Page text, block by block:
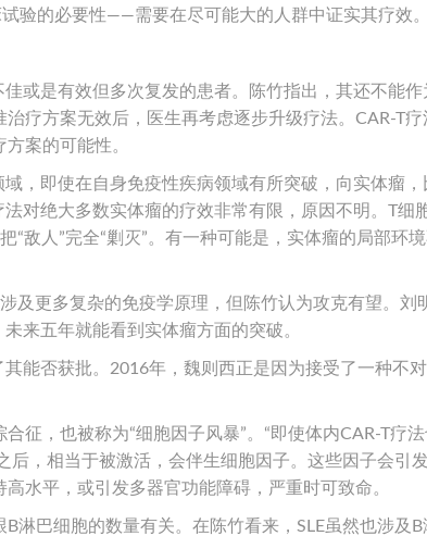
验的必要性——需要在尽可能大的人群中证实其疗效。
或是有效但多次复发的患者。陈竹指出，其还不能
疗方案无效后，医生再考虑逐步升级疗法。CAR-T
案的可能性。
，即使在自身免疫性疾病领域有所突破，向实体瘤
对绝大多数实体瘤的疗效非常有限，原因不明。T细
敌人”完全“剿灭”。有一种可能是，实体瘤的局部环
及更多复杂的免疫学原理，但陈竹认为攻克有望。刘
来五年就能看到实体瘤方面的突破。
能否获批。2016年，魏则西正是因为接受了一种不
征，也被称为“细胞因子风暴”。“即使体内CAR-T疗
后，相当于被激活，会伴生细胞因子。这些因子会引
水平，或引发多器官功能障碍，严重时可致命。
淋巴细胞的数量有关。在陈竹看来，SLE虽然也涉及